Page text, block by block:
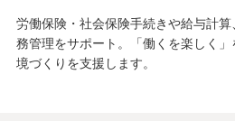
労働保険・社会保険手続きや給与計
務管理をサポート。「働くを楽しく
境づくりを支援します。